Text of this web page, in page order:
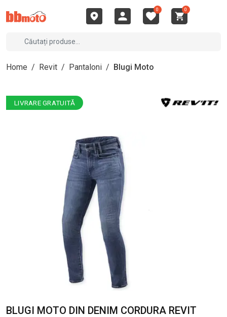
0 0
Home / Revit / Pantaloni / Blugi Moto
LIVRARE GRATUITĂ
BLUGI MOTO DIN DENIM CORDURA REVIT